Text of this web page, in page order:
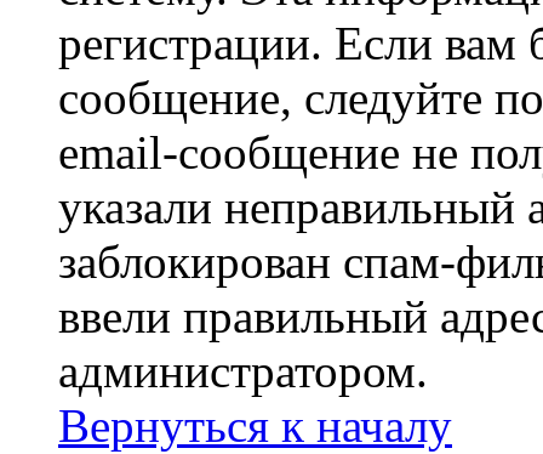
регистрации. Если
сообщение, следуйте
email-сообщение не
указали неправильный
заблокирован спам-
ввели правильный
администратором.
Вернуться к началу